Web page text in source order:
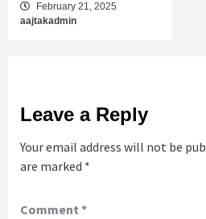
February 21, 2025
aajtakadmin
Leave a Reply
Your email address will not be
are marked *
Comment *